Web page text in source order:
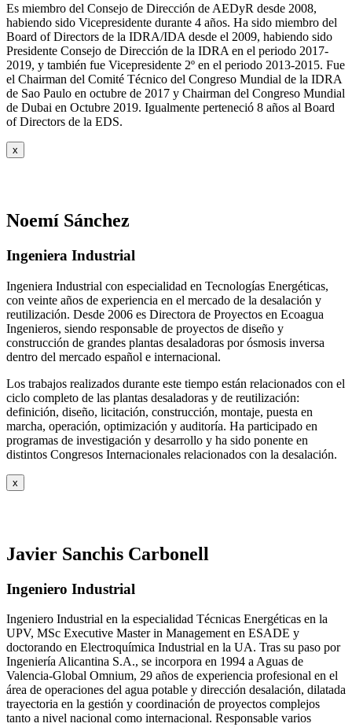
Es miembro del Consejo de Dirección de AEDyR desde 2008,
habiendo sido Vicepresidente durante 4 años. Ha sido miembro del
Board of Directors de la IDRA/IDA desde el 2009, habiendo sido
Presidente Consejo de Dirección de la IDRA en el periodo 2017-
2019, y también fue Vicepresidente 2º en el periodo 2013-2015. Fue
el Chairman del Comité Técnico del Congreso Mundial de la IDRA
de Sao Paulo en octubre de 2017 y Chairman del Congreso Mundial
de Dubai en Octubre 2019. Igualmente perteneció 8 años al Board
of Directors de la EDS.
x
Noemí Sánchez
Ingeniera Industrial
Ingeniera Industrial con especialidad en Tecnologías Energéticas,
con veinte años de experiencia en el mercado de la desalación y
reutilización. Desde 2006 es Directora de Proyectos en Ecoagua
Ingenieros, siendo responsable de proyectos de diseño y
construcción de grandes plantas desaladoras por ósmosis inversa
dentro del mercado español e internacional.
Los trabajos realizados durante este tiempo están relacionados con el
ciclo completo de las plantas desaladoras y de reutilización:
definición, diseño, licitación, construcción, montaje, puesta en
marcha, operación, optimización y auditoría. Ha participado en
programas de investigación y desarrollo y ha sido ponente en
distintos Congresos Internacionales relacionados con la desalación.
x
Javier Sanchis Carbonell
Ingeniero Industrial
Ingeniero Industrial en la especialidad Técnicas Energéticas en la
UPV, MSc Executive Master in Management en ESADE y
doctorando en Electroquímica Industrial en la UA. Tras su paso por
Ingeniería Alicantina S.A., se incorpora en 1994 a Aguas de
Valencia-Global Omnium, 29 años de experiencia profesional en el
área de operaciones del agua potable y dirección desalación, dilatada
trayectoria en la gestión y coordinación de proyectos complejos
tanto a nivel nacional como internacional. Responsable varios